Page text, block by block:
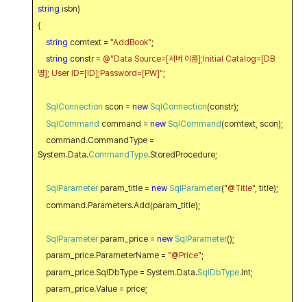
string isbn)
{
string comtext = "AddBook";
string constr = @"Data Source=[서버 이름];Initial Catalog=[DB
명]; User ID=[ID];Password=[PW]";
SqlConnection scon =new SqlConnection(constr);
SqlCommand command =new SqlCommand(comtext, scon);
command.CommandType =
System.Data.CommandType.StoredProcedure;
SqlParameterparam_title =new SqlParameter("@Title" , title);
command.Parameters.Add(param_title);
SqlParameterparam_price =new SqlParameter();
param_price.ParameterName = "@Price";
param_price.SqlDbType = System.Data.SqlDbType.Int;
param_price.Value = price;